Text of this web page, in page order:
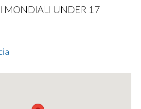
MONDIALI UNDER 17